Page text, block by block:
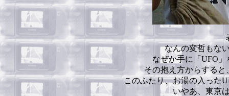
なんの変哲もな
なぜか手に「UFO
その抱え方からする
このふたり、お湯の入った
いやあ、東京